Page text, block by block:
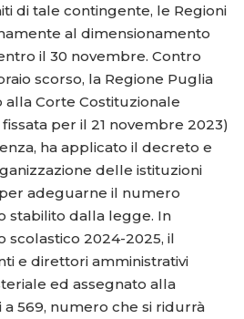
di tale contingente, le Regioni
al dimensionamento
il 30 novembre. Contro
scorso, la Regione Puglia
Corte Costituzionale
per il 21 novembre 2023)
ha applicato il decreto e
delle istituzioni
adeguarne il numero
stabilito dalla legge. In
scolastico 2024-2025, il
e direttori amministrativi
ed assegnato alla
a 569, numero che si ridurrà